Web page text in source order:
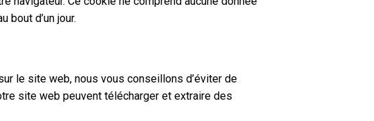
bout d’un jour.
le site web, nous vous conseillons d’éviter de
site web peuvent télécharger et extraire des